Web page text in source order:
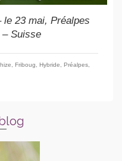
23 mai, Préalpes
Suisse
, Friboug, Hybride, Préalpes,